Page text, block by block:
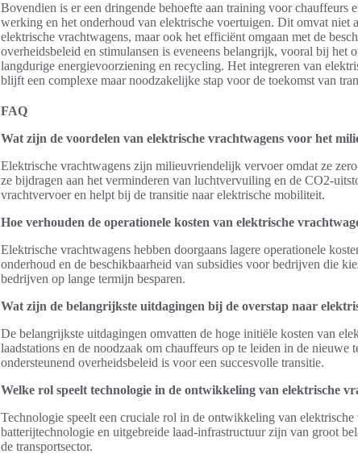
Bovendien is er een dringende behoefte aan training voor chauffeurs
werking en het onderhoud van elektrische voertuigen. Dit omvat niet
elektrische vrachtwagens, maar ook het efficiënt omgaan met de
overheidsbeleid en stimulansen is eveneens belangrijk, vooral bij het
langdurige energievoorziening en recycling. Het integreren van
blijft een complexe maar noodzakelijke stap voor de toekomst van
FAQ
Wat zijn de voordelen van elektrische vrachtwagens voor het
Elektrische vrachtwagens zijn milieuvriendelijk vervoer omdat ze
ze bijdragen aan het verminderen van luchtvervuiling en de CO2-
vrachtvervoer en helpt bij de transitie naar elektrische mobiliteit.
Hoe verhouden de operationele kosten van elektrische
Elektrische vrachtwagens hebben doorgaans lagere operationele
onderhoud en de beschikbaarheid van subsidies voor bedrijven die
bedrijven op lange termijn besparen.
Wat zijn de belangrijkste uitdagingen bij de overstap naar
De belangrijkste uitdagingen omvatten de hoge initiële kosten van
laadstations en de noodzaak om chauffeurs op te leiden in de nieuwe
ondersteunend overheidsbeleid is voor een succesvolle transitie.
Welke rol speelt technologie in de ontwikkeling van elektrische
Technologie speelt een cruciale rol in de ontwikkeling van
batterijtechnologie en uitgebreide laad-infrastructuur zijn van groot
de transportsector.